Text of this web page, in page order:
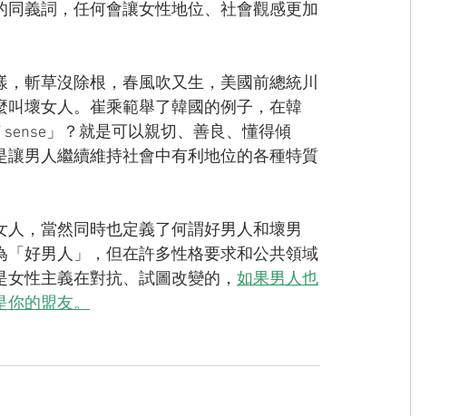
義詞，任何會讓女性地位、社會觀感更加
斬草沒除根，春風吹又生，美國前總統川
叫壞女人。崔乘範舉了韓國的例子，在韓
」？就是可以親切、善良、懂得傾
男人繼續維持社會中有利地位的各種特質
，當然同時也定義了何謂好男人和壞男
好男人」，但在許多性格要求和公共領域
性主義在對抗、試圖改變的， 如果男人也
的盟友。